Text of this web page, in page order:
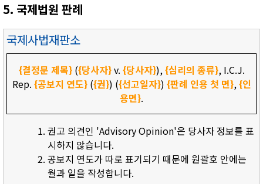
5. 국제법원 판례
국제사법재판소
{결정문 제목}({당사자}v. {당사자}),{심리의 종류}, I.C.J.
Rep. {공보지 연도}({권}) ({선고일자}) {판례 인용 첫 면},{인
용면}.
권고 의견인 'Advisory Opinion'은 당사자 정보를 표
시하지 않습니다.
공보지 연도가 따로 표기되기 때문에 원괄호 안에는
월과 일을 작성합니다.